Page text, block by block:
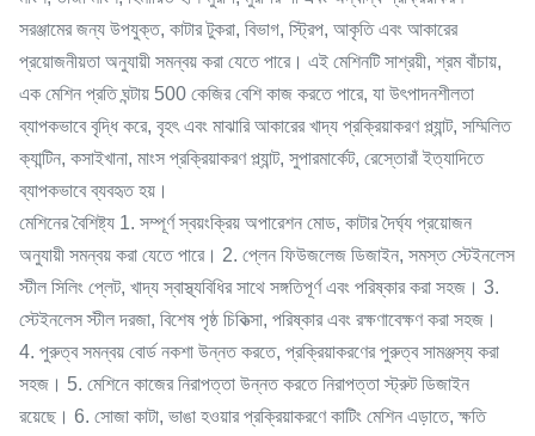
সরঞ্জামের জন্য উপযুক্ত, কাটার টুকরা, বিভাগ, স্ট্রিপ, আকৃতি এবং আকারের
প্রয়োজনীয়তা অনুযায়ী সমন্বয় করা যেতে পারে। এই মেশিনটি সাশ্রয়ী, শ্রম বাঁচায়,
এক মেশিন প্রতি ঘন্টায় 500 কেজির বেশি কাজ করতে পারে, যা উৎপাদনশীলতা
ব্যাপকভাবে বৃদ্ধি করে, বৃহৎ এবং মাঝারি আকারের খাদ্য প্রক্রিয়াকরণ প্ল্যান্ট, সম্মিলিত
ক্যান্টিন, কসাইখানা, মাংস প্রক্রিয়াকরণ প্ল্যান্ট, সুপারমার্কেট, রেস্তোরাঁ ইত্যাদিতে
ব্যাপকভাবে ব্যবহৃত হয়।
মেশিনের বৈশিষ্ট্য 1. সম্পূর্ণ স্বয়ংক্রিয় অপারেশন মোড, কাটার দৈর্ঘ্য প্রয়োজন
অনুযায়ী সমন্বয় করা যেতে পারে। 2. প্লেন ফিউজলেজ ডিজাইন, সমস্ত স্টেইনলেস
স্টীল সিলিং প্লেট, খাদ্য স্বাস্থ্যবিধির সাথে সঙ্গতিপূর্ণ এবং পরিষ্কার করা সহজ। 3.
স্টেইনলেস স্টীল দরজা, বিশেষ পৃষ্ঠ চিকিত্সা, পরিষ্কার এবং রক্ষণাবেক্ষণ করা সহজ।
4. পুরুত্ব সমন্বয় বোর্ড নকশা উন্নত করতে, প্রক্রিয়াকরণের পুরুত্ব সামঞ্জস্য করা
সহজ। 5. মেশিনে কাজের নিরাপত্তা উন্নত করতে নিরাপত্তা স্ট্রুট ডিজাইন
রয়েছে। 6. সোজা কাটা, ভাঙা হওয়ার প্রক্রিয়াকরণে কাটিং মেশিন এড়াতে, ক্ষতি